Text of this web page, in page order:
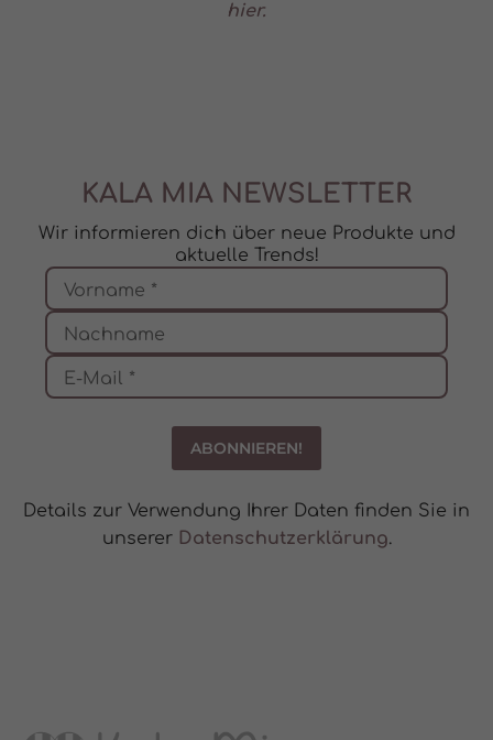
hier.
KALA MIA NEWSLETTER
Wir informieren dich über neue Produkte und
aktuelle Trends!
Details zur Verwendung Ihrer Daten finden Sie in
unserer Datenschutzerklärung.